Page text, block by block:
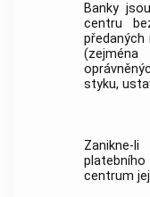
Banky
centru
(zejména
styku,
centrum